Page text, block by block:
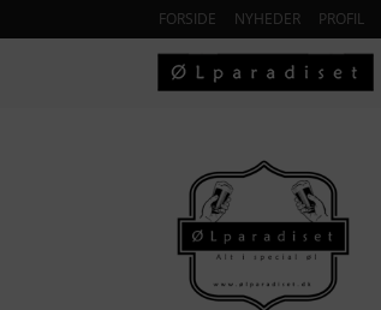
FORSIDE NYHEDER PROFIL